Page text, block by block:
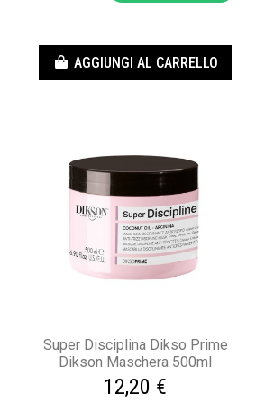
AGGIUNGI AL CARRELLO
Super Disciplina Dikso Prime
Dikson Maschera 500ml
12,20 €